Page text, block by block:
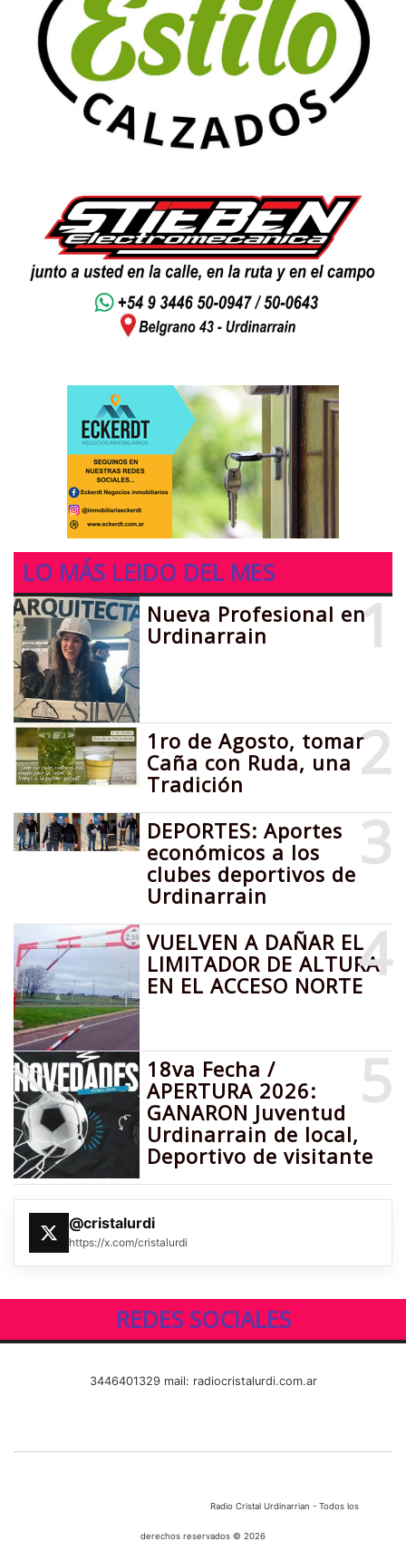
LO MÁS LEIDO DEL MES
1
Nueva Profesional en
Urdinarrain
2
1ro de Agosto, tomar
Caña con Ruda, una
Tradición
3
DEPORTES: Aportes
económicos a los
clubes deportivos de
Urdinarrain
4
VUELVEN A DAÑAR EL
LIMITADOR DE ALTURA
EN EL ACCESO NORTE
5
18va Fecha /
APERTURA 2026:
GANARON Juventud
Urdinarrain de local,
Deportivo de visitante
@cristalurdi
https://x.com/cristalurdi
REDES SOCIALES
3446401329 mail: radiocristalurdi.com.ar
Radio Cristal Urdinarrian - Todos los
derechos reservados © 2026